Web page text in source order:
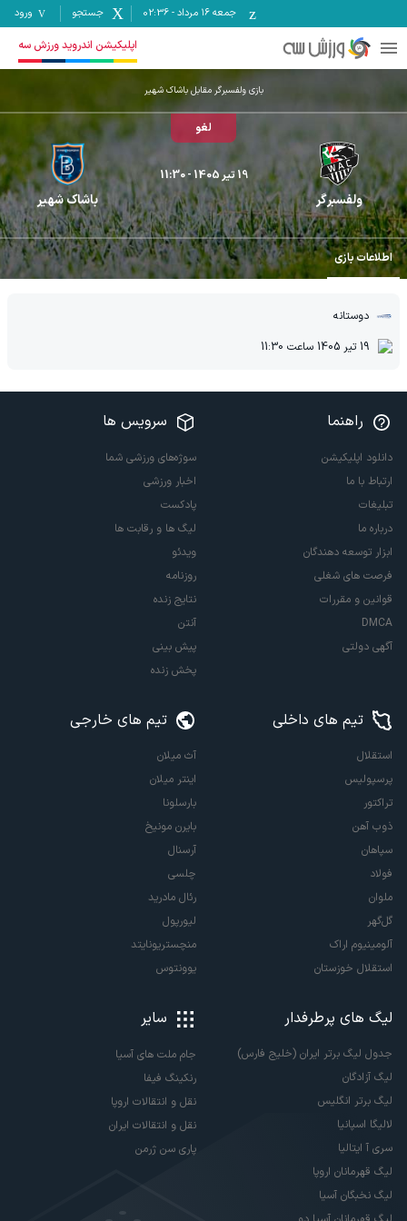
جمعه ۱۶ مرداد -
02:36 جستجو ورود
اپلیکیشن اندروید ورزش سه
بازی ولفسبرگر مقابل باشاک شهیر
لغو
ولفسبرگر
19 تیر 1405 - 11:30
باشاک شهیر
اطلاعات بازی
دوستانه
19 تیر 1405
ساعت 11:30
راهنما
دانلود اپلیکیشن
ارتباط با ما
تبلیغات
درباره ما
ابزار توسعه دهندگان
فرصت های شغلی
قوانین و مقررات
DMCA
آگهی دولتی
سرویس ها
سوژه‌های ورزشی شما
اخبار ورزشی
پادکست
لیگ ها و رقابت ها
ویدئو
روزنامه
نتایج زنده
آنتن
پیش بینی
پخش زنده
تیم های داخلی
استقلال
پرسپولیس
تراکتور
ذوب آهن
سپاهان
فولاد
ملوان
گل‌گهر
آلومینیوم اراک
استقلال خوزستان
تیم های خارجی
آث میلان
اینتر میلان
بارسلونا
بایرن مونیخ
آرسنال
چلسی
رئال مادرید
لیورپول
منچستریونایتد
یوونتوس
لیگ های پرطرفدار
جدول لیگ برتر ایران (خلیج فارس)
لیگ آزادگان
لیگ برتر انگلیس
لالیگا اسپانیا
سری آ ایتالیا
لیگ قهرمانان اروپا
لیگ نخبگان آسیا
سایر
جام ملت های آسیا
رنکینگ فیفا
نقل و انتقالات اروپا
نقل و انتقالات ایران
پاری سن ژرمن